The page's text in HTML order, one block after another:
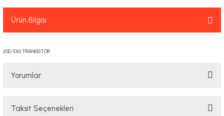
Ürün Bilgisi
2SD 1061 TRANSİSTÖR
Yorumlar
Taksit Seçenekleri